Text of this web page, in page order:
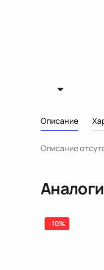
Описание
Описание
-10%